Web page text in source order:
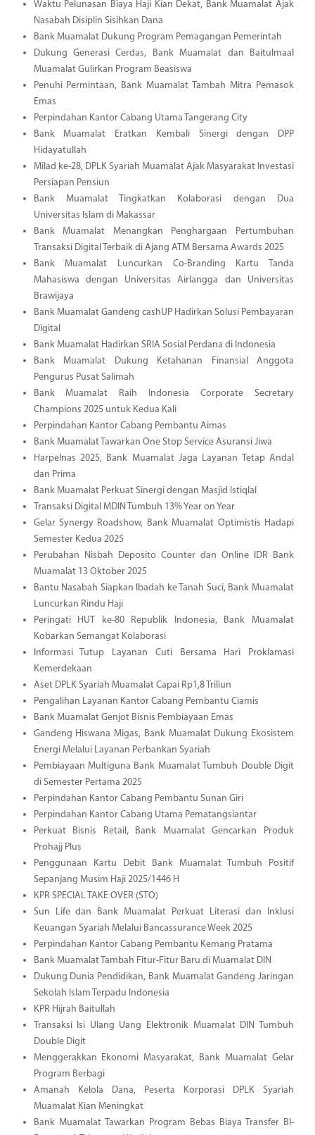
Waktu Pelunasan Biaya Haji Kian Dekat, Bank Muamalat Ajak
Nasabah Disiplin Sisihkan Dana
Bank Muamalat Dukung Program Pemagangan Pemerintah
Dukung Generasi Cerdas, Bank Muamalat dan Baitulmaal
Muamalat Gulirkan Program Beasiswa
Penuhi Permintaan, Bank Muamalat Tambah Mitra Pemasok
Emas
Perpindahan Kantor Cabang Utama Tangerang City
Bank Muamalat Eratkan Kembali Sinergi dengan DPP
Hidayatullah
Milad ke-28, DPLK Syariah Muamalat Ajak Masyarakat Investasi
Persiapan Pensiun
Bank Muamalat Tingkatkan Kolaborasi dengan Dua
Universitas Islam di Makassar
Bank Muamalat Menangkan Penghargaan Pertumbuhan
Transaksi Digital Terbaik di Ajang ATM Bersama Awards 2025
Bank Muamalat Luncurkan Co-Branding Kartu Tanda
Mahasiswa dengan Universitas Airlangga dan Universitas
Brawijaya
Bank Muamalat Gandeng cashUP Hadirkan Solusi Pembayaran
Digital
Bank Muamalat Hadirkan SRIA Sosial Perdana di Indonesia
Bank Muamalat Dukung Ketahanan Finansial Anggota
Pengurus Pusat Salimah
Bank Muamalat Raih Indonesia Corporate Secretary
Champions 2025 untuk Kedua Kali
Perpindahan Kantor Cabang Pembantu Aimas
Bank Muamalat Tawarkan One Stop Service Asuransi Jiwa
Harpelnas 2025, Bank Muamalat Jaga Layanan Tetap Andal
dan Prima
Bank Muamalat Perkuat Sinergi dengan Masjid Istiqlal
Transaksi Digital MDIN Tumbuh 13% Year on Year
Gelar Synergy Roadshow, Bank Muamalat Optimistis Hadapi
Semester Kedua 2025
Perubahan Nisbah Deposito Counter dan Online IDR Bank
Muamalat 13 Oktober 2025
Bantu Nasabah Siapkan Ibadah ke Tanah Suci, Bank Muamalat
Luncurkan Rindu Haji
Peringati HUT ke-80 Republik Indonesia, Bank Muamalat
Kobarkan Semangat Kolaborasi
Informasi Tutup Layanan Cuti Bersama Hari Proklamasi
Kemerdekaan
Aset DPLK Syariah Muamalat Capai Rp1,8 Triliun
Pengalihan Layanan Kantor Cabang Pembantu Ciamis
Bank Muamalat Genjot Bisnis Pembiayaan Emas
Gandeng Hiswana Migas, Bank Muamalat Dukung Ekosistem
Energi Melalui Layanan Perbankan Syariah
Pembiayaan Multiguna Bank Muamalat Tumbuh Double Digit
di Semester Pertama 2025
Perpindahan Kantor Cabang Pembantu Sunan Giri
Perpindahan Kantor Cabang Utama Pematangsiantar
Perkuat Bisnis Retail, Bank Muamalat Gencarkan Produk
Prohajj Plus
Penggunaan Kartu Debit Bank Muamalat Tumbuh Positif
Sepanjang Musim Haji 2025/1446 H
KPR SPECIAL TAKE OVER (STO)
Sun Life dan Bank Muamalat Perkuat Literasi dan Inklusi
Keuangan Syariah Melalui Bancassurance Week 2025
Perpindahan Kantor Cabang Pembantu Kemang Pratama
Bank Muamalat Tambah Fitur-Fitur Baru di Muamalat DIN
Dukung Dunia Pendidikan, Bank Muamalat Gandeng Jaringan
Sekolah Islam Terpadu Indonesia
KPR Hijrah Baitullah
Transaksi Isi Ulang Uang Elektronik Muamalat DIN Tumbuh
Double Digit
Menggerakkan Ekonomi Masyarakat, Bank Muamalat Gelar
Program Berbagi
Amanah Kelola Dana, Peserta Korporasi DPLK Syariah
Muamalat Kian Meningkat
Bank Muamalat Tawarkan Program Bebas Biaya Transfer BI-